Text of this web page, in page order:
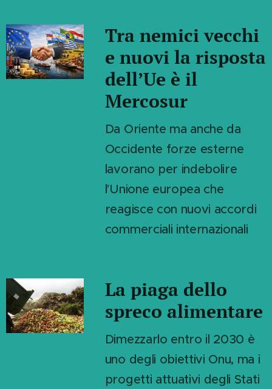
Tra nemici vecchi
e nuovi la risposta
dell’Ue è il
Mercosur
Da Oriente ma anche da
Occidente forze esterne
lavorano per indebolire
l'Unione europea che
reagisce con nuovi accordi
commerciali internazionali
La piaga dello
spreco alimentare
Dimezzarlo entro il 2030 è
uno degli obiettivi Onu, ma i
progetti attuativi degli Stati